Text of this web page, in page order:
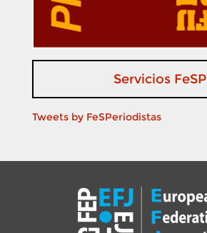
Servicios FeSP
Tweets by FeSPeriodistas